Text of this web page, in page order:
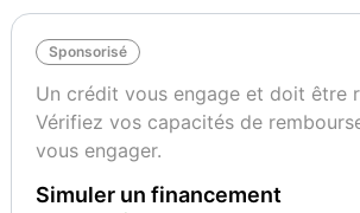
Sponsorisé
Un crédit vous engage et doit être
Vérifiez vos capacités de
vous engager.
Simuler un financement